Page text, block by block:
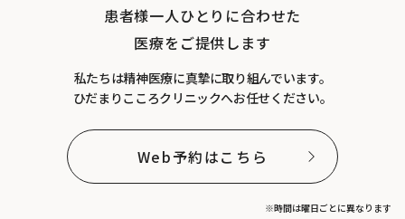
患者様一人ひとりに合わせた
医療をご提供します
私たちは精神医療に真摯に取り組んでいます。
ひだまりこころクリニックへお任せください。
Web予約はこちら
※時間は曜日ごとに異なります